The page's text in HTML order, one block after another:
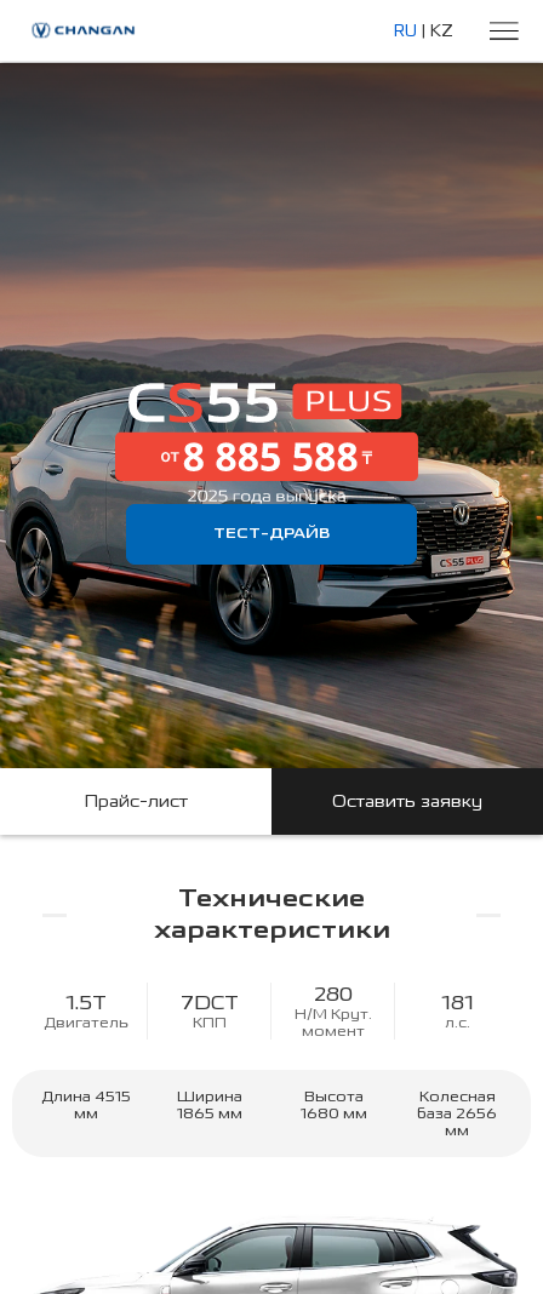
RU | KZ
ТЕСТ-ДРАЙВ
Прайс-лист Оставить заявку
Технические
характеристики
1.5Т
Двигатель
7DCT
КПП
280
Н/М Крут.
момент
181
л.с.
Длина 4515
мм
Ширина
1865 мм
Высота
1680 мм
Колесная
база 2656
мм